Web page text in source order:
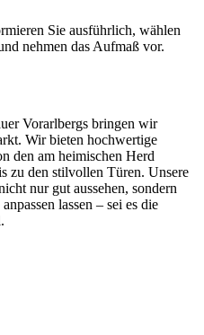
Sie ausführlich, wählen
nehmen das Aufmaß vor.
Vorarlbergs bringen wir
Wir bieten hochwertige
den am heimischen Herd
zu den stilvollen Türen. Unsere
nur gut aussehen, sondern
lassen – sei es die